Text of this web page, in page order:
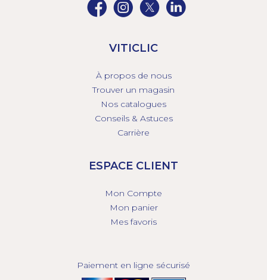
VITICLIC
À propos de nous
Trouver un magasin
Nos catalogues
Conseils & Astuces
Carrière
ESPACE CLIENT
Mon Compte
Mon panier
Mes favoris
Paiement en ligne sécurisé